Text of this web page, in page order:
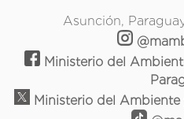
Asunción,
Ministerio del
Ministerio del